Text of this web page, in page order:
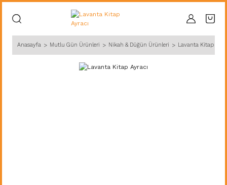
Anasayfa Mutlu Gün Ürünleri Nikah & Düğün Ürünleri Lavanta Kitap